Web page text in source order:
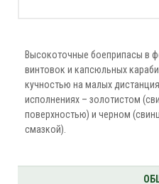
Высокоточные боеприпасы в
винтовок и капсюльных
кучностью на малых
исполнениях – золотистом
поверхностью) и черном
смазкой).